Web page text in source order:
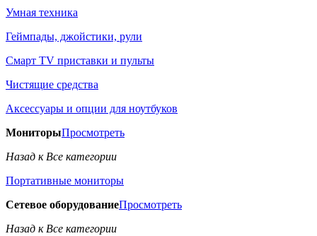
Умная техника
Геймпады, джойстики, рули
Смарт TV приставки и пульты
Чистящие средства
Аксессуары и опции для ноутбуков
МониторыПросмотреть
Назад к Все категории
Портативные мониторы
Сетевое оборудованиеПросмотреть
Назад к Все категории